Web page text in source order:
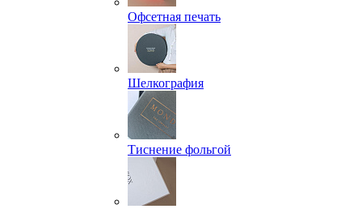
Офсетная печать
Шелкография
Тиснение фольгой